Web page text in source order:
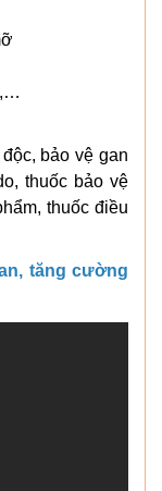
bảo vệ gan
thuốc bảo vệ
thuốc điều
tăng cường